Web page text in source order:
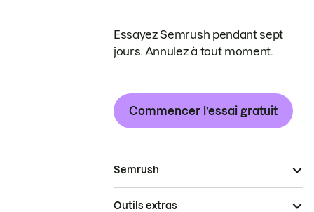
Essayez Semrush pendant sept
jours. Annulez à tout moment.
Commencer l’essai gratuit
Semrush
Outils extras